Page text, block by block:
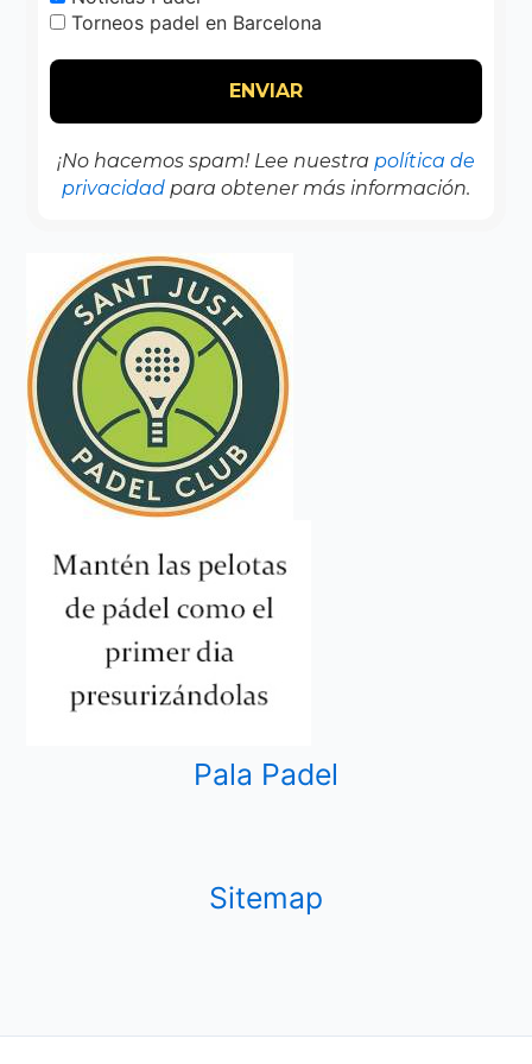
Torneos padel en Barcelona
¡No hacemos spam! Lee nuestra política de
privacidad para obtener más información.
Pala Padel
Sitemap